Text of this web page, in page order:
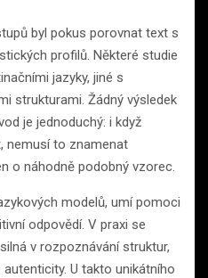
byl pokus porovnat text s
profilů. Některé studie
jazyky, jiné s
strukturami. Žádný výsledek
je jednoduchý: i když
nemusí to znamenat
o náhodně podobný vzorec.
modelů, umí pomoci
odpovědí. V praxi se
v rozpoznávání struktur,
U takto unikátního